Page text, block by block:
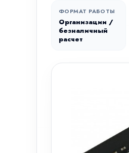
ФОРМАТ РАБОТЫ
Организации /
безналичный
расчет